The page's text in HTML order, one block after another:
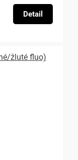
Detail
žluté fluo)